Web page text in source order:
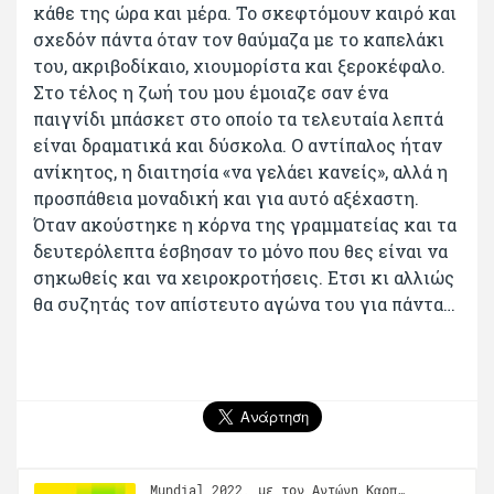
κάθε της ώρα και μέρα. Το σκεφτόμουν καιρό και
σχεδόν πάντα όταν τον θαύμαζα με το καπελάκι
του, ακριβοδίκαιο, χιουμορίστα και ξεροκέφαλο.
Στο τέλος η ζωή του μου έμοιαζε σαν ένα
παιγνίδι μπάσκετ στο οποίο τα τελευταία λεπτά
είναι δραματικά και δύσκολα. Ο αντίπαλος ήταν
ανίκητος, η διαιτησία «να γελάει κανείς», αλλά η
προσπάθεια μοναδική και για αυτό αξέχαστη.
Όταν ακούστηκε η κόρνα της γραμματείας και τα
δευτερόλεπτα έσβησαν το μόνο που θες είναι να
σηκωθείς και να χειροκροτήσεις. Ετσι κι αλλιώς
θα συζητάς τον απίστευτο αγώνα του για πάντα…